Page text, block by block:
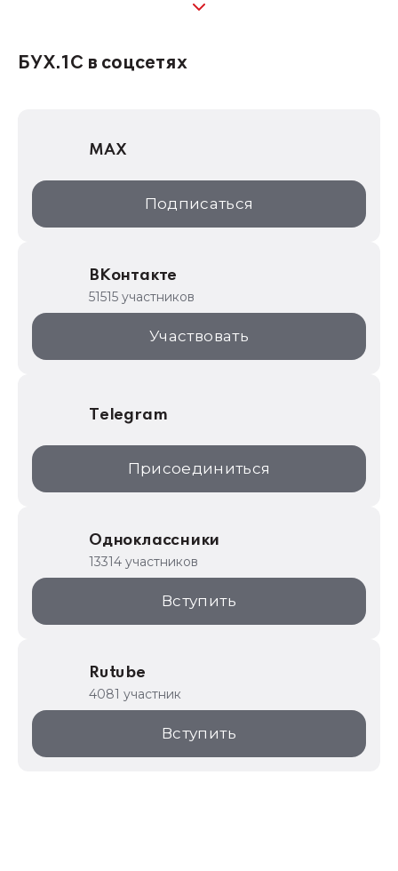
1С:Консалтинг
1С:Дистрибьюция
1С:Образование
ИТС.1C.ru
1С:Торговая площадка
БУХ.1С в соцсетях
MAX
Подписаться
ВКонтакте
51515 участников
Участвовать
Telegram
Присоединиться
Одноклассники
13314 участников
Вступить
Rutube
4081 участник
Вступить